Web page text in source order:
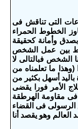
التى تناقش فى
الخطوط الحمراء
وأمانة كحقيقة
بين عمل الشخص
الشخص فبالتالى لا
ما تعلمناه من
أسهل بكثير من
الأمر فورا يقضى
فى مقاومة الهرطقة
الرسولى فى القضاء
وهو يقصد أنا